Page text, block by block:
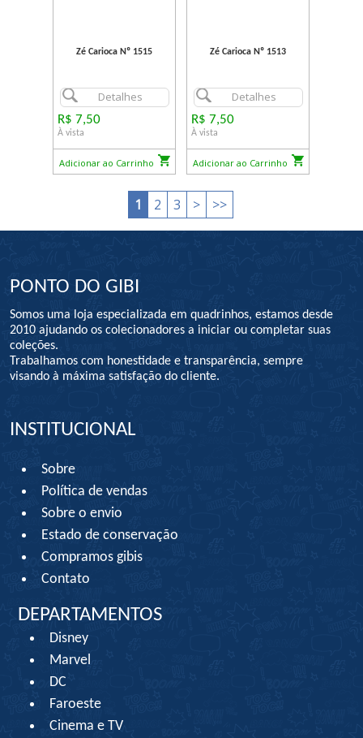
Zé Carioca Nº 1515
Detalhes
R$ 7,50
À vista
Adicionar ao Carrinho
Zé Carioca Nº 1513
Detalhes
R$ 7,50
À vista
Adicionar ao Carrinho
1 2 3 > >>
PONTO DO GIBI
Somos uma loja especializada em quadrinhos, estamos desde
2010 ajudando os colecionadores a iniciar ou completar suas
coleções.
Trabalhamos com honestidade e transparência, sempre
visando à máxima satisfação do cliente.
INSTITUCIONAL
Sobre
Política de vendas
Sobre o envio
Estado de conservação
Compramos gibis
Contato
DEPARTAMENTOS
Disney
Marvel
DC
Faroeste
Cinema e TV